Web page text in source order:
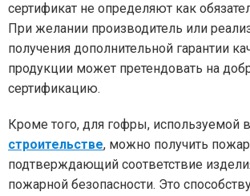
сертификат не определяют как
При желании производитель или
получения дополнительной гарантии
продукции может претендовать на
сертификацию.
Кроме того, для гофры, используемой в
строительстве, можно получить
подтверждающий соответствие
пожарной безопасности. Это